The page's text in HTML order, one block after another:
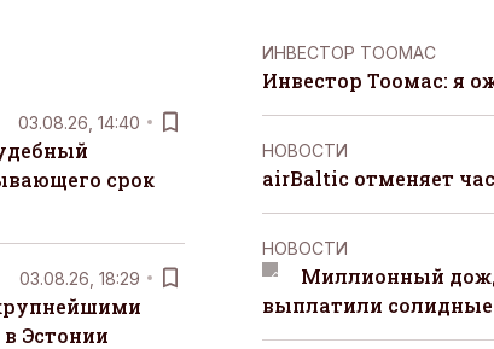
03.08.26, 14:40
срок
03.08.26, 18:29
Эстонии
ИНВЕСТОР ТООМАС
Инвестор Тоомас: я
НОВОСТИ
airBaltic отменяет
НОВОСТИ
Миллионный
выплатили